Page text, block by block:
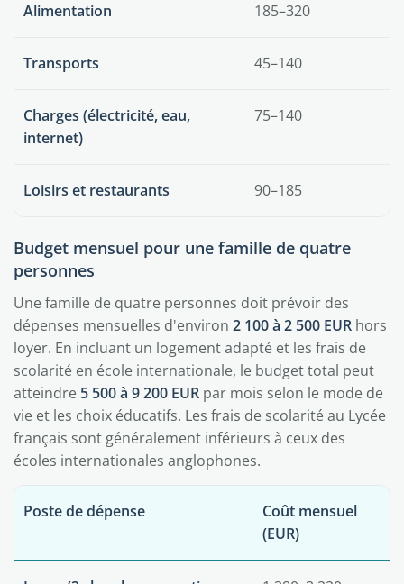
Alimentation 185–320
Transports 45–140
Charges (électricité, eau,
internet)
75–140
Loisirs et restaurants 90–185
Budget mensuel pour une famille de quatre
personnes
Une famille de quatre personnes doit prévoir des
dépenses mensuelles d'environ 2 100 à 2 500 EUR hors
loyer. En incluant un logement adapté et les frais de
scolarité en école internationale, le budget total peut
atteindre 5 500 à 9 200 EUR par mois selon le mode de
vie et les choix éducatifs. Les frais de scolarité au Lycée
français sont généralement inférieurs à ceux des
écoles internationales anglophones.
Poste de dépense
Coût mensuel
(EUR)